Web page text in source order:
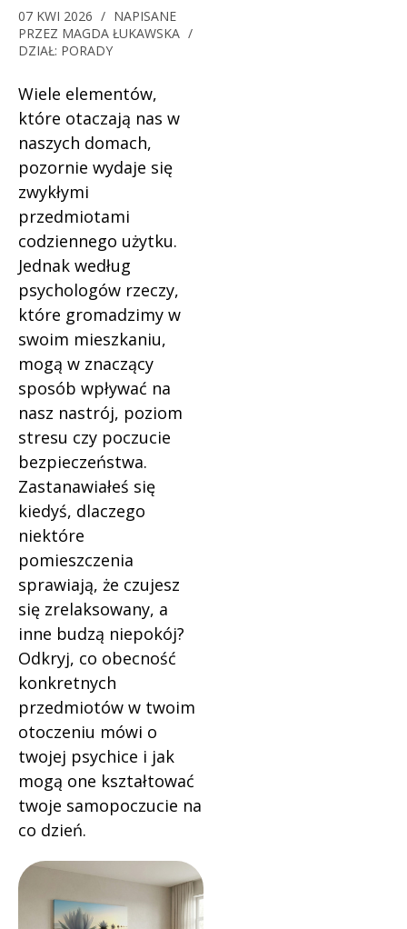
07 KWI 2026 / NAPISANE
PRZEZ MAGDA ŁUKAWSKA /
DZIAŁ: PORADY
Wiele elementów,
które otaczają nas w
naszych domach,
pozornie wydaje się
zwykłymi
przedmiotami
codziennego użytku.
Jednak według
psychologów rzeczy,
które gromadzimy w
swoim mieszkaniu,
mogą w znaczący
sposób wpływać na
nasz nastrój, poziom
stresu czy poczucie
bezpieczeństwa.
Zastanawiałeś się
kiedyś, dlaczego
niektóre
pomieszczenia
sprawiają, że czujesz
się zrelaksowany, a
inne budzą niepokój?
Odkryj, co obecność
konkretnych
przedmiotów w twoim
otoczeniu mówi o
twojej psychice i jak
mogą one kształtować
twoje samopoczucie na
co dzień.